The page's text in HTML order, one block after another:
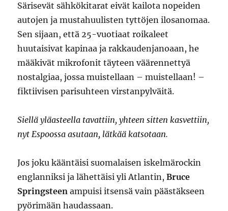
Särisevät sähkökitarat eivät kailota nopeiden
autojen ja mustahuulisten tyttöjen ilosanomaa.
Sen sijaan, että 25-vuotiaat roikaleet
huutaisivat kapinaa ja rakkaudenjanoaan, he
määkivät mikrofonit täyteen väärennettyä
nostalgiaa, jossa muistellaan – muistellaan! –
fiktiivisen parisuhteen virstanpylväitä.
Siellä yläasteella tavattiin, yhteen sitten kasvettiin,
nyt Espoossa asutaan, lätkää katsotaan.
Jos joku kääntäisi suomalaisen iskelmärockin
englanniksi ja lähettäisi yli Atlantin,Bruce
Springsteen ampuisi itsensä vain päästäkseen
pyörimään haudassaan.